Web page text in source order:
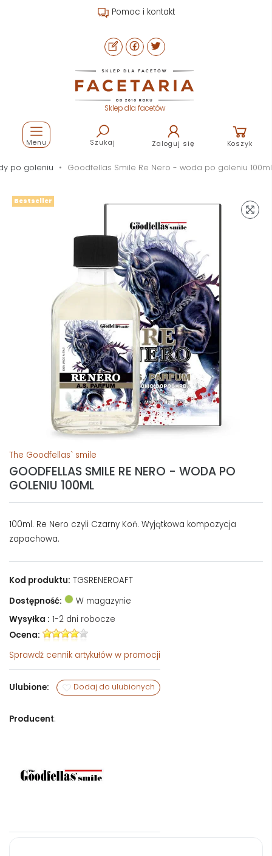
Pomoc i kontakt
Sklep dla facetów
Szukaj Zaloguj się Koszyk
Menu
po goleniu Goodfellas Smile Re Nero - woda po goleniu 100ml
Bestseller
The Goodfellas` smile
GOODFELLAS SMILE RE NERO - WODA PO
GOLENIU 100ML
100ml. Re Nero czyli Czarny Koń. Wyjątkowa kompozycja
zapachowa.
Kod produktu: TGSRENEROAFT
Dostępność:
W magazynie
Wysyłka : 1-2 dni robocze
Ocena:
Sprawdź cennik artykułów w promocji
Ulubione: Dodaj do ulubionych
Producent: